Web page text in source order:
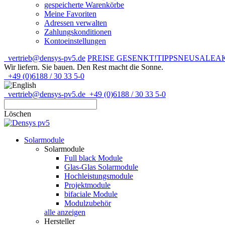
gespeicherte Warenkörbe
Meine Favoriten
Adressen verwalten
Zahlungskonditionen
Kontoeinstellungen
vertrieb@densys-pv5.de PREISE GESENKT!TIPPSNEUSALE
Wir liefern. Sie bauen. Den Rest macht die Sonne.
+49 (0)6188 / 30 33 5-0
vertrieb@densys-pv5.de +49 (0)6188 / 30 33 5-0
Löschen
Solarmodule
Solarmodule
Full black Module
Glas-Glas Solarmodule
Hochleistungsmodule
Projektmodule
bifaciale Module
Modulzubehör
alle anzeigen
Hersteller